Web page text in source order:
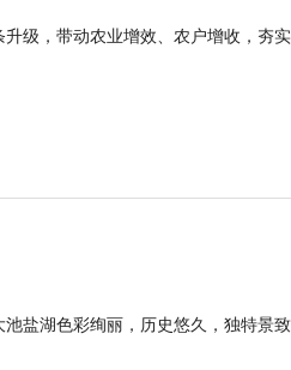
级，带动农业增效、农户增收，夯
盐湖色彩绚丽，历史悠久，独特景